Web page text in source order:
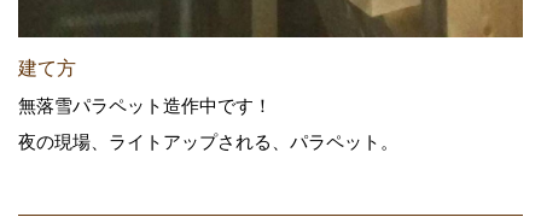
建て方
無落雪パラペット造作中です！
夜の現場、ライトアップされる、パラペット。